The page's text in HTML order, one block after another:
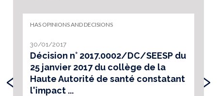
HAS OPINIONS AND DECISIONS
30/01/2017
Décision n° 2017.0002/DC/SEESP du
25 janvier 2017 du collège de la
Haute Autorité de santé constatant
l'impact ...
‹ ›